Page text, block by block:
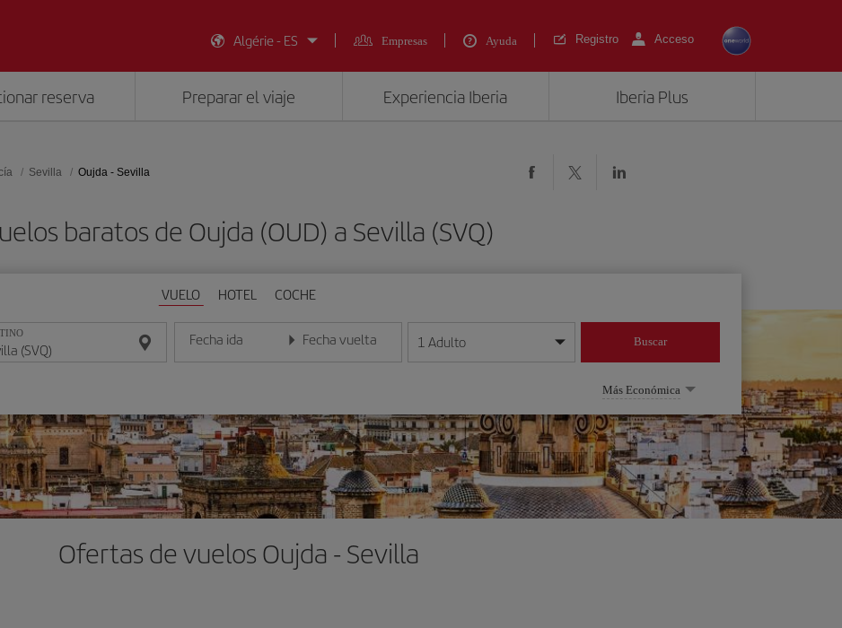
Algérie - ES
Empresas Ayuda Registro Acceso
reserva Preparar el viaje Experiencia Iberia Iberia Plus
Sevilla Oujda - Sevilla
baratos de Oujda (OUD) a Sevilla (SVQ)
VUELO HOTEL COCHE
Fecha ida
Introduce la fecha en formato día/mes/año
Fecha vuelta
Introduce la fecha en formato día/mes/año
1 Adulto Buscar
Más Económica
Ofertas de vuelos Oujda - Sevilla